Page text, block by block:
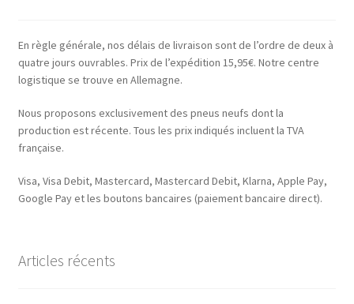
En règle générale, nos délais de livraison sont de l’ordre de deux à
quatre jours ouvrables. Prix de l’expédition 15,95€. Notre centre
logistique se trouve en Allemagne.
Nous proposons exclusivement des pneus neufs dont la
production est récente. Tous les prix indiqués incluent la TVA
française.
Visa, Visa Debit, Mastercard, Mastercard Debit, Klarna, Apple Pay,
Google Pay et les boutons bancaires (paiement bancaire direct).
Articles récents